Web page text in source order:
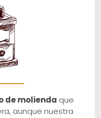
de molienda que
aunque nuestra